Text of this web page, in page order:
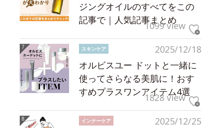
ジングオイルのすべてをこの
記事で｜人気記事まとめ
1099 view
2025/12/18
スキンケア
オルビスユー ドットと一緒に
使ってさらなる美肌に！おす
すめプラスワンアイテム4選
1828 view
2025/12/25
インナーケア